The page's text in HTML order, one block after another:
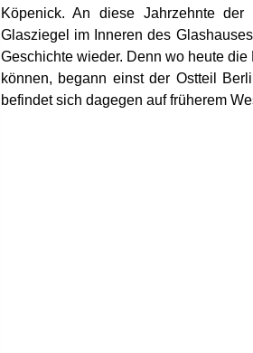
Köpenick. An diese Jahrzehnte
Glasziegel im Inneren des
Geschichte wieder. Denn wo heute
können, begann einst der Ostteil
befindet sich dagegen auf früherem